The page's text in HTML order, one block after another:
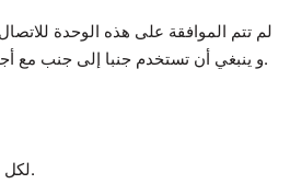
لم تتم الموافقة على هذه الوحدة
وينبغي أن تستخدم جنبا إلى جنب مع أجهزة حاجز السلامة الجوهرية.
• 40 قناة إخراج TMR لكل وحدة.